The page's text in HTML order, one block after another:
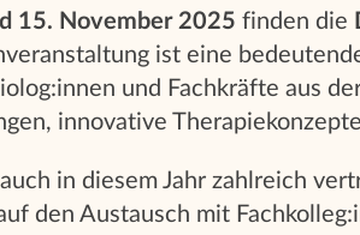
15. November 2025 finden die
ist eine
und Fachkräfte aus
innovative
in diesem Jahr zahlreich
den Austausch mit